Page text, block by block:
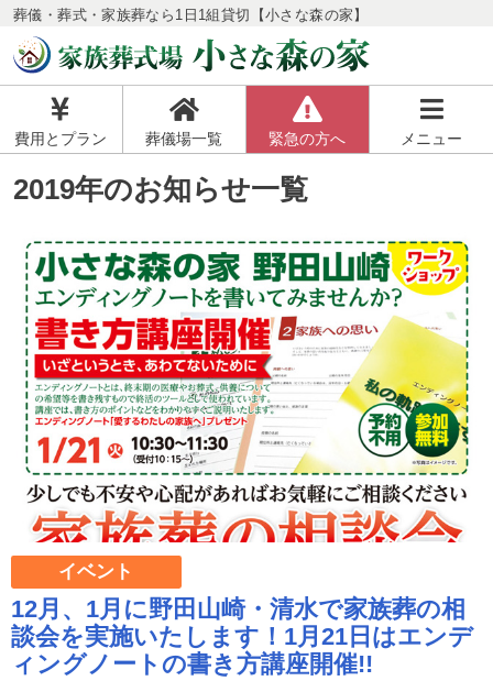
葬儀・葬式・家族葬なら1日1組貸切【小さな森の家】
費用とプラン 葬儀場一覧 緊急の方へ メニュー
2019年のお知らせ一覧
イベント
12月、1月に野田山崎・清水で家族葬の相
談会を実施いたします！1月21日はエンデ
ィングノートの書き方講座開催!!